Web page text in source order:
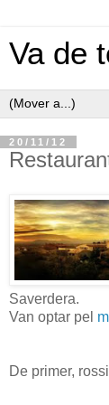
Va de
20/11/12
Saverdera.
Van optar pel
De primer,